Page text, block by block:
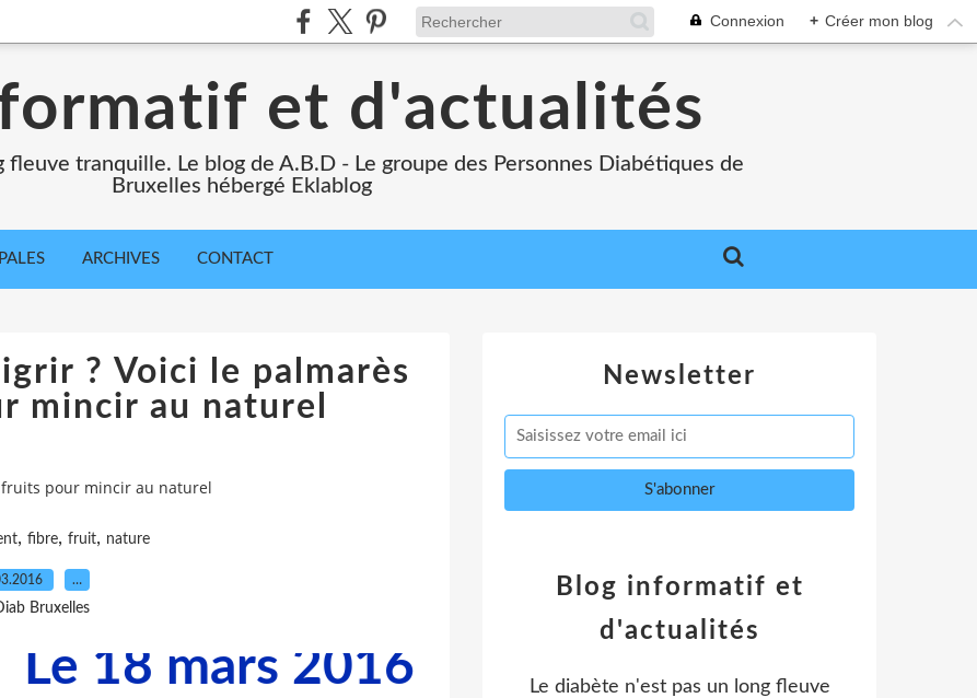
Connexion + Créer mon blog
et d'actualités
fleuve tranquille. Le blog de A.B.D - Le groupe des Personnes Diabétiques de
Bruxelles hébergé Eklablog
ARCHIVES CONTACT
? Voici le palmarès
mincir au naturel
pour mincir au naturel
, fibre, fruit, nature
…
Bruxelles
18 mars 2016 à 13H30 Conférence
Newsletter
Blog informatif et
d'actualités
Le diabète n'est pas un long fleuve